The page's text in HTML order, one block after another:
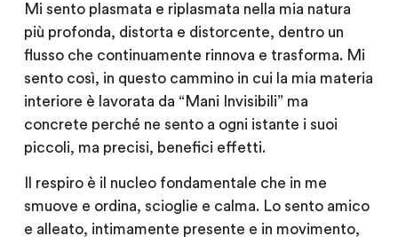
Mi sento plasmata e riplasmata nella mia natura
più profonda, distorta e distorcente, dentro un
flusso che continuamente rinnova e trasforma. Mi
sento così, in questo cammino in cui la mia materia
interiore è lavorata da “Mani Invisibili” ma
concrete perché ne sento a ogni istante i suoi
piccoli, ma precisi, benefici effetti.
Il respiro è il nucleo fondamentale che in me
smuove e ordina, scioglie e calma. Lo sento amico
e alleato, intimamente presente e in movimento,